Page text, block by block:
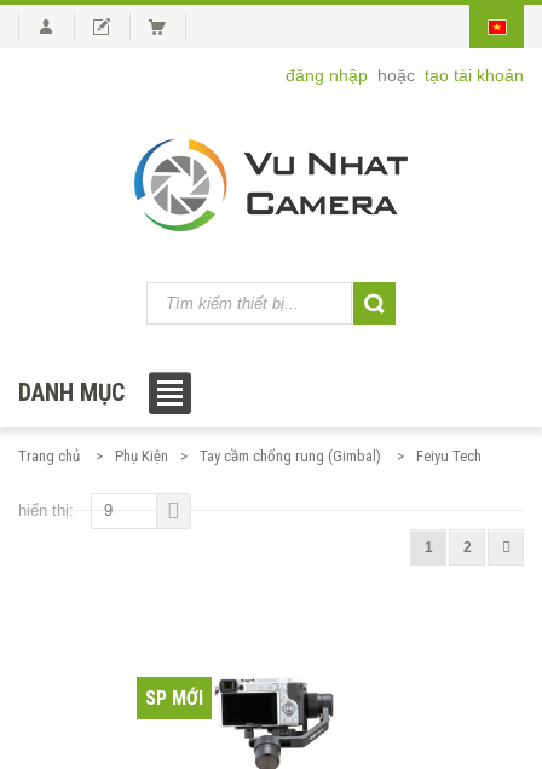
đăng nhập hoặc tạo tài khoản
DANH MỤC
Trang chủ Phụ Kiện Tay cầm chống rung (Gimbal) Feiyu Tech
1 2
hiển thị: 9
SP MỚI